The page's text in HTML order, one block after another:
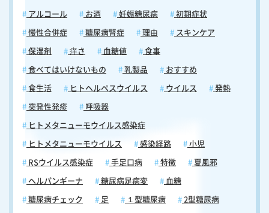
アルコール お酒 妊娠糖尿病 初期症状
慢性合併症 糖尿病腎症 理由 スキンケア
保湿剤 痒さ 血糖値 食事
食べてはいけないもの 乳製品 おすすめ
食生活 ヒトヘルペスウイルス ウイルス 発熱
突発性発疹 呼吸器
ヒトメタニューモウイルス感染症
ヒトメタニューモウイルス 感染経路 小児
RSウイルス感染症 手足口病 特徴 夏風邪
ヘルパンギーナ 糖尿病足病変 血糖
糖尿病チェック 足 １型糖尿病 2型糖尿病